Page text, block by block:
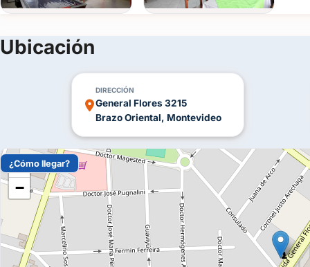
Ubicación
DIRECCIÓN
General Flores 3215
Brazo Oriental, Montevideo
+
−
¿Cómo llegar?